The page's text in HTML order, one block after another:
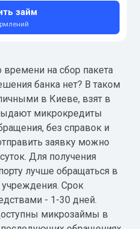
займ
на сбор пакета
банка нет? В таком
в Киеве, взят в
микрокредиты
без справок и
заявку можно
Для получения
лучше обращаться в
Срок
- 1-30 дней.
микрозаймы в